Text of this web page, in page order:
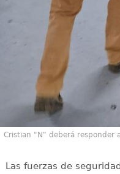
Cristian "N" deberá responder
Las fuerzas de